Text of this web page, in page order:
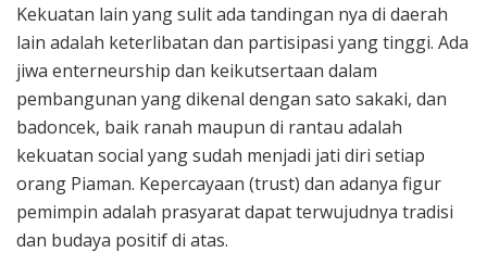
Kekuatan lain yang sulit ada tandingan nya di daerah
lain adalah keterlibatan dan partisipasi yang tinggi. Ada
jiwa enterneurship dan keikutsertaan dalam
pembangunan yang dikenal dengan sato sakaki, dan
badoncek, baik ranah maupun di rantau adalah
kekuatan social yang sudah menjadi jati diri setiap
orang Piaman. Kepercayaan (trust) dan adanya figur
pemimpin adalah prasyarat dapat terwujudnya tradisi
dan budaya positif di atas.